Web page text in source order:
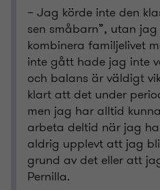
– Jag körde inte den
sen småbarn”, utan
kombinera familjelivet
inte gått hade jag inte
och balans är väldigt
klart att det under
men jag har alltid
arbeta deltid när jag
aldrig upplevt att jag
grund av det eller att
Pernilla.